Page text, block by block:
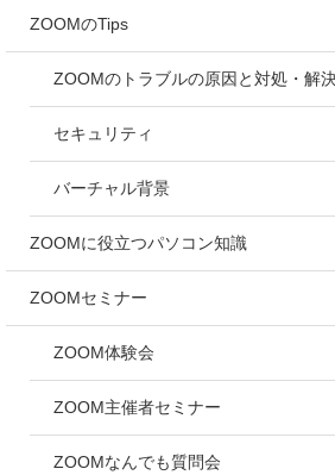
ZOOMのTips
ZOOMのトラブルの原因と対処・解
セキュリティ
バーチャル背景
ZOOMに役立つパソコン知識
ZOOMセミナー
ZOOM体験会
ZOOM主催者セミナー
ZOOMなんでも質問会